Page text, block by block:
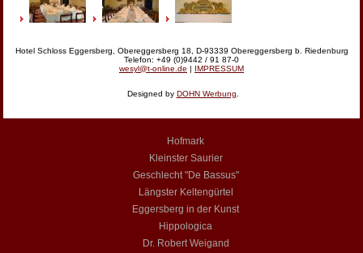
Hotel Schloss Eggersberg, Obereggersberg 18, D-93339 Obereggersberg b. Riedenburg
Telefon: +49 (0)9442 / 91 87-0
wesyl@t-online.de | IMPRESSUM
Designed by DOHN Werbung
Hofmark
Kleinster Saurier
Geschlecht "De Bassus"
Längster Keltengürtel
Eggersberg in der Kunst
Hippologica
Dr. Robert Weigand